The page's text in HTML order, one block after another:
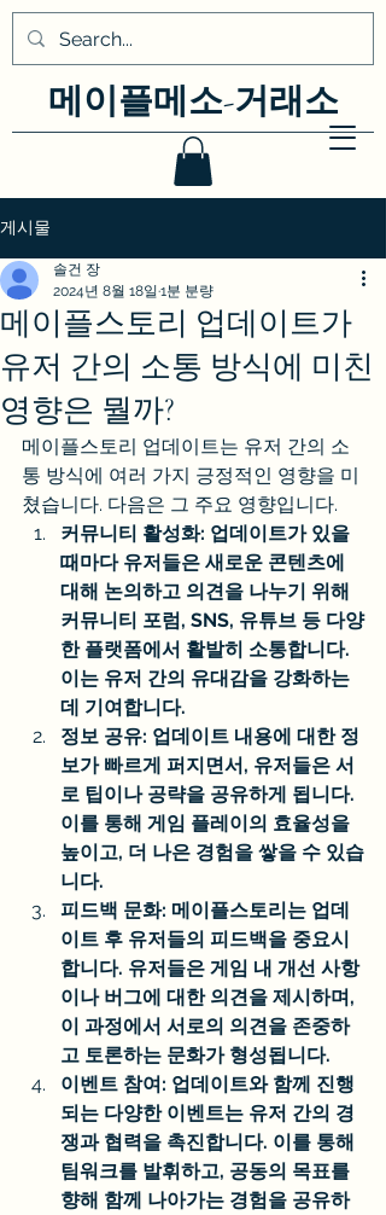
메이플메소-거래소
게시물
메이플스토리 업데이트가
유저 간의 소통 방식에 미친
영향은 뭘까?
솔건 장
2024년 8월 18일 1분 분량
메이플스토리 업데이트는 유저 간의 소
통 방식에 여러 가지 긍정적인 영향을 미
쳤습니다. 다음은 그 주요 영향입니다.
커뮤니티 활성화: 업데이트가 있을
때마다 유저들은 새로운 콘텐츠에
대해 논의하고 의견을 나누기 위해
커뮤니티 포럼, SNS, 유튜브 등 다양
한 플랫폼에서 활발히 소통합니다.
이는 유저 간의 유대감을 강화하는
데 기여합니다.
정보 공유: 업데이트 내용에 대한 정
보가 빠르게 퍼지면서, 유저들은 서
로 팁이나 공략을 공유하게 됩니다.
이를 통해 게임 플레이의 효율성을
높이고, 더 나은 경험을 쌓을 수 있습
니다.
피드백 문화: 메이플스토리는 업데
이트 후 유저들의 피드백을 중요시
합니다. 유저들은 게임 내 개선 사항
이나 버그에 대한 의견을 제시하며,
이 과정에서 서로의 의견을 존중하
고 토론하는 문화가 형성됩니다.
이벤트 참여: 업데이트와 함께 진행
되는 다양한 이벤트는 유저 간의 경
쟁과 협력을 촉진합니다. 이를 통해
팀워크를 발휘하고, 공동의 목표를
향해 함께 나아가는 경험을 공유하